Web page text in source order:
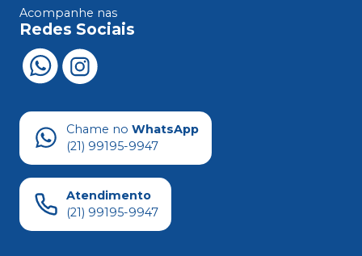
Acompanhe nas
Redes Sociais
Chame no WhatsApp
(21) 99195-9947
Atendimento
(21) 99195-9947